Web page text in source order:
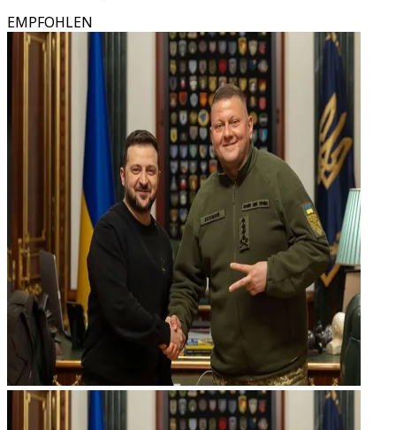
EMPFOHLEN